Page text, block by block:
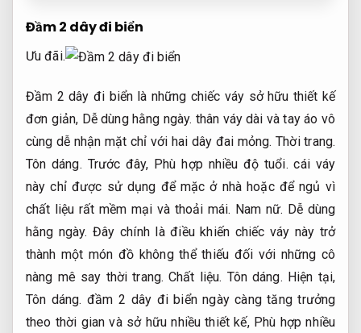
Đầm 2 dây đi biển
Ưu đãi.
Đầm 2 dây đi biển là những chiếc váy sở hữu thiết kế
đơn giản, Dễ dùng hằng ngày. thân váy dài và tay áo vô
cùng dễ nhận mặt chỉ với hai dây đai mỏng.Thời trang.
Tôn dáng. Trước đây, Phù hợp nhiều độ tuổi. cái váy
này chỉ được sử dụng để mặc ở nhà hoặc để ngủ vì
chất liệu rất mềm mại và thoải mái. Nam nữ. Dễ dùng
hằng ngày. Đây chính là điều khiến chiếc váy này trở
thành một món đồ không thể thiếu đối với những cô
nàng mê say thời trang.Chất liệu. Tôn dáng. Hiện tại,
Tôn dáng. đầm 2 dây đi biển ngày càng tăng trưởng
theo thời gian và sở hữu nhiều thiết kế, Phù hợp nhiều